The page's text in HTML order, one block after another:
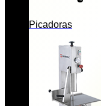
Picadoras